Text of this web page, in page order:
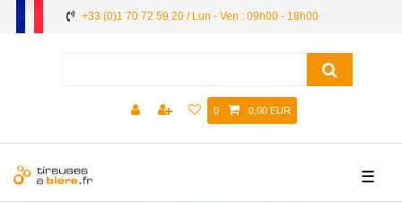
+33 (0)1 70 72 59 20 / Lun - Ven : 09h00 - 18h00
0 0,00 EUR
☰